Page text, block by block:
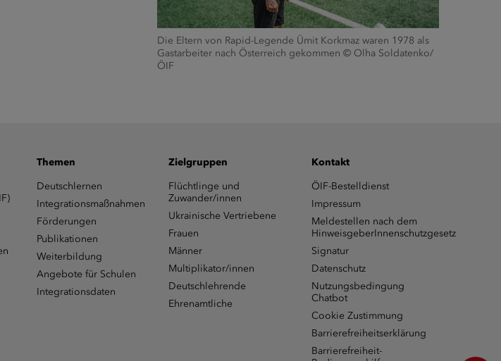
Die Eltern von Rapid-Legende Ümit Korkmaz waren 1978 als
Gastarbeiter nach Österreich gekommen © Olha Soldatenko/
ÖIF
Themen
Deutschlernen
Integrationsmaßnahmen
Förderungen
Publikationen
Weiterbildung
Angebote für Schulen
Integrationsdaten
Zielgruppen
Flüchtlinge und
Zuwander/innen
Ukrainische Vertriebene
Frauen
Männer
Multiplikator/innen
Deutschlehrende
Ehrenamtliche
Kontakt
ÖIF-Bestelldienst
Impressum
Meldestellen nach dem
HinweisgeberInnenschutzgesetz
Signatur
Datenschutz
Nutzungsbedingung
Chatbot
Cookie Zustimmung
Barrierefreiheitserklärung
Barrierefreiheit-